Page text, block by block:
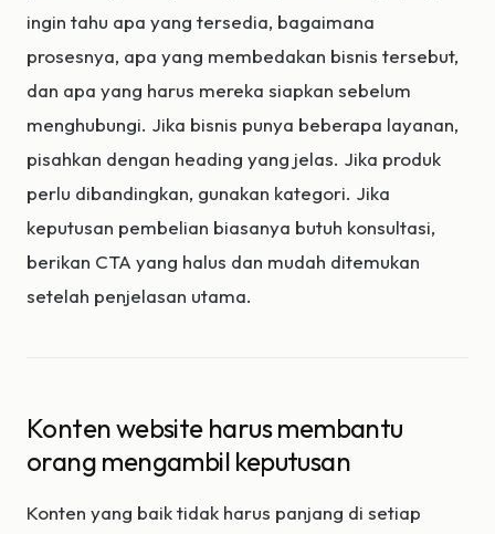
ingin tahu apa yang tersedia, bagaimana
prosesnya, apa yang membedakan bisnis tersebut,
dan apa yang harus mereka siapkan sebelum
menghubungi. Jika bisnis punya beberapa layanan,
pisahkan dengan heading yang jelas. Jika produk
perlu dibandingkan, gunakan kategori. Jika
keputusan pembelian biasanya butuh konsultasi,
berikan CTA yang halus dan mudah ditemukan
setelah penjelasan utama.
Konten website harus membantu
orang mengambil keputusan
Konten yang baik tidak harus panjang di setiap